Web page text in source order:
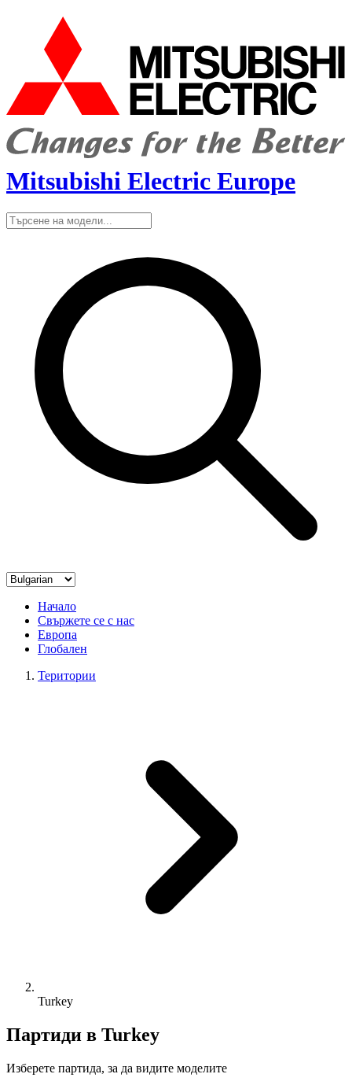
Mitsubishi Electric Europe
Начало
Свържете се с нас
Европа
Глобален
Територии
Turkey
Партиди в Turkey
Изберете партида, за да видите моделите